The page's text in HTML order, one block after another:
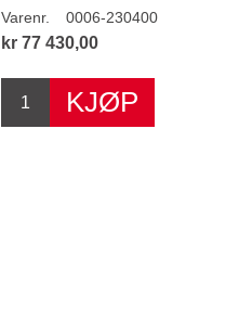
Varenr. 0006-230400
kr 77 430,00